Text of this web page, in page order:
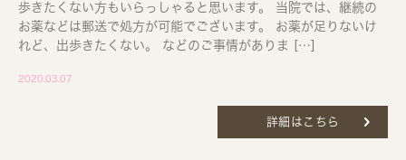
歩きたくない方もいらっしゃると思います。 当院では、継続の
お薬などは郵送で処方が可能でございます。 お薬が足りないけ
れど、出歩きたくない。 などのご事情がありま […]
2020.03.07
詳細はこちら